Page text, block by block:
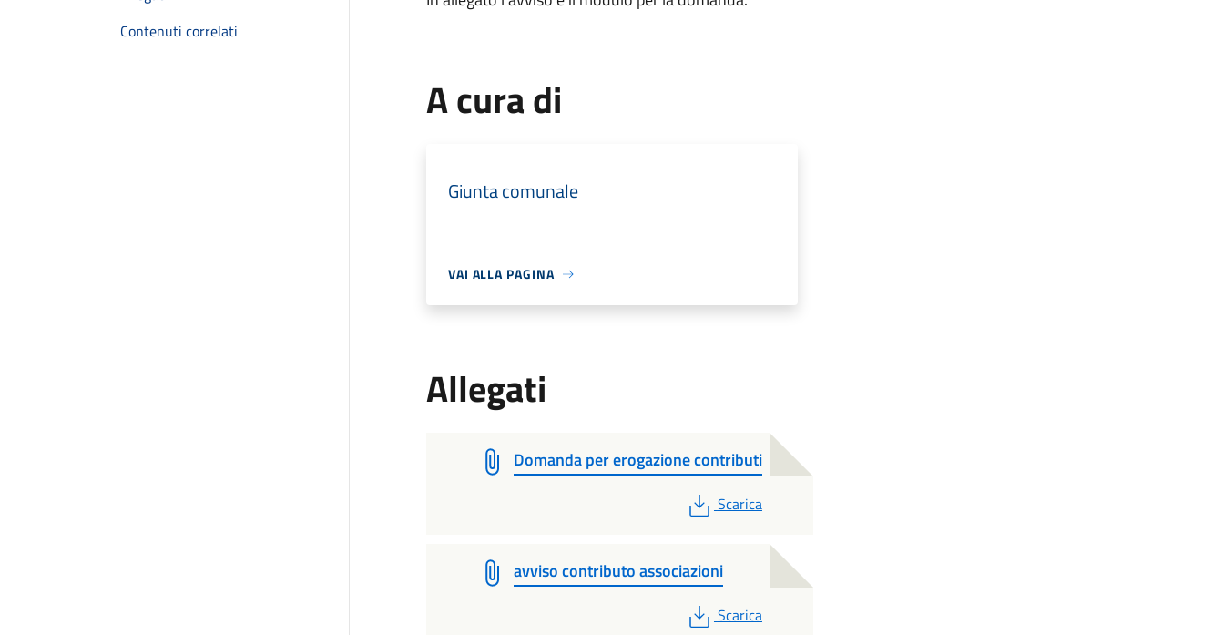
Contenuti correlati
A cura di
Giunta comunale
VAI ALLA PAGINA
Allegati
Domanda per erogazione contributi
PDF
Scarica
avviso contributo associazioni
PDF
Scarica